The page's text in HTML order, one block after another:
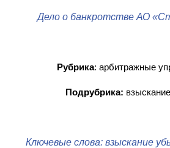
Дело о банкротстве АО
Рубрика: арбитражные
Подрубрика:
Ключевые слова: взыскание